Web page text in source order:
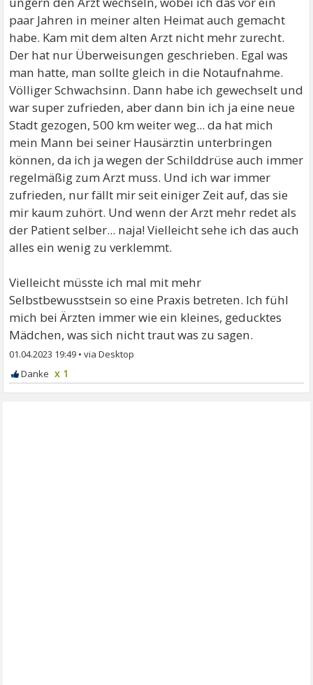
paar Jahren in meiner alten Heimat auch gemacht
habe. Kam mit dem alten Arzt nicht mehr zurecht.
Der hat nur Überweisungen geschrieben. Egal was
man hatte, man sollte gleich in die Notaufnahme.
Völliger Schwachsinn. Dann habe ich gewechselt und
war super zufrieden, aber dann bin ich ja eine neue
Stadt gezogen, 500 km weiter weg... da hat mich
mein Mann bei seiner Hausärztin unterbringen
können, da ich ja wegen der Schilddrüse auch immer
regelmäßig zum Arzt muss. Und ich war immer
zufrieden, nur fällt mir seit einiger Zeit auf, das sie
mir kaum zuhört. Und wenn der Arzt mehr redet als
der Patient selber... naja! Vielleicht sehe ich das auch
alles ein wenig zu verklemmt.
Vielleicht müsste ich mal mit mehr
Selbstbewusstsein so eine Praxis betreten. Ich fühl
mich bei Ärzten immer wie ein kleines, geducktes
Mädchen, was sich nicht traut was zu sagen.
01.04.2023 19:49 •
x 1